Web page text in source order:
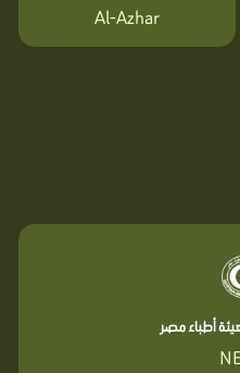
Al-Azhar
أطباء مصر